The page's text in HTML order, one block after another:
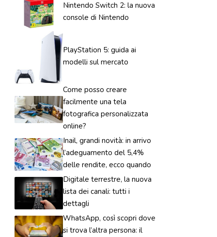
Nintendo Switch 2: la nuova
console di Nintendo
PlayStation 5: guida ai
modelli sul mercato
Come posso creare
facilmente una tela
fotografica personalizzata
online?
Inail, grandi novità: in arrivo
l’adeguamento del 5,4%
delle rendite, ecco quando
Digitale terrestre, la nuova
lista dei canali: tutti i
dettagli
WhatsApp, così scopri dove
si trova l’altra persona: il